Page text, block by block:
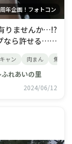
年企画！フォトコン
なら許せる…👍
湯たんぽが居な
残る中本当の
ャン 肉まん 焦げる
れあいの里
2024/06/12